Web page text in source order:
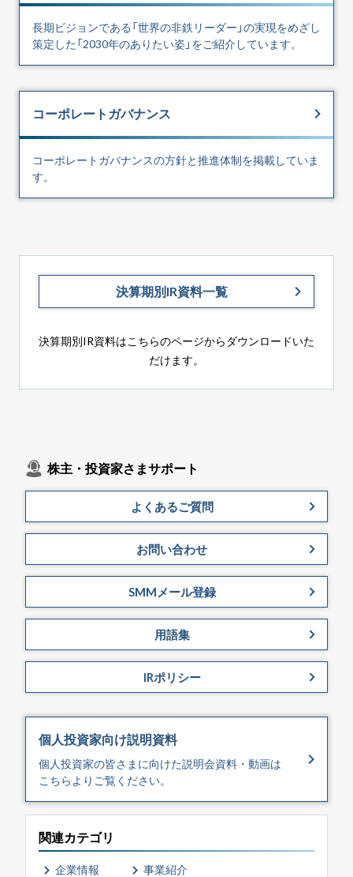
株主・投資家さまサポート
よくあるご質問
お問い合わせ
SMMメール登録
用語集
IRポリシー
個人投資家向け説明資料
個⼈投資家の皆さまに向けた説明​会資料・動画は
こちらよりご覧ください。
関連カテゴリ
企業情報 事業紹介
長期ビジョンである「世界の非鉄リーダー」の実現をめざし
策定した「2030年のありたい姿」をご紹介しています。
コーポレートガバナンス
コーポレートガバナンスの方針と推進体制を掲載していま
す。
決算期別IR資料一覧
決算期別IR資料はこちらのページからダウンロードいた
だけます。